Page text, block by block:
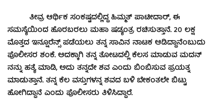
ತೀವ್ರ ಆರ್ಥಿಕ ಸಂಕಷ್ಟದಲ್ಲಿದ್ದ ಹಿಮ್ಮತ್ ಪಾಟೀದಾರ್, ಈ
ಸಮಸ್ಯೆಯಿಂದ ಹೊರಬರಲು ಮಹಾ ಷಡ್ಯಂತ್ರ ರಚಿಸುತ್ತಾನೆ. 20 ಲಕ್ಷ
ಮೊತ್ತದ ಇನ್ಷೂರೆನ್ಸ್ ಪಡೆಯಲು ತನ್ನ ಸಾವಿನ ನಾಟಕ ಆಡಿದ್ದಾನೆಂಬುದು
ಪೊಲೀಸರ ಶಂಕೆ. ಅದಕ್ಕಾಗಿ ತನ್ನ ತೋಟದಲ್ಲಿ ಕೆಲಸ ಮಾಡುವ ಮದನ್
ನನ್ನು ಹತ್ಯೆ ಮಾಡಿ, ಅದು ತನ್ನದೇ ಶವ ಎಂದು ಬಿಂಬಿಸುವ ಪ್ರಯತ್ನ
ಮಾಡುತ್ತಾನೆ. ತನ್ನ ಕೆಲ ವಸ್ತುಗಳನ್ನ ಶವದ ಬಳಿ ಬೇಕಂತಲೇ ಬಿಟ್ಟು
ಹೋಗಿದ್ದಾನೆ ಎಂದು ಪೊಲೀಸರು ತಿಳಿಸಿದ್ದಾರೆ.